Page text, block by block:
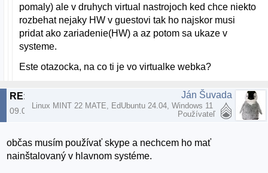
pomaly) ale v druhych virtual nastrojoch ked chce niekto
rozbehat nejaky HW v guestovi tak ho najskor musi
pridat ako zariadenie(HW) a az potom sa ukaze v
systeme.
Este otazocka, na co ti je vo virtualke webka?
09.04.2015 | 10:33
Ján Šuvada
Linux MINT 22 MATE, EdUbuntu 24.04, Windows 11
Používateľ
občas musím používať skype a nechcem ho mať
nainštalovaný v hlavnom systéme.